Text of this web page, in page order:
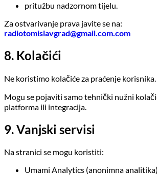
pritužbu nadzornom tijelu.
Za ostvarivanje prava javite se na:
radiotomislavgrad@gmail.com.com
8. Kolačići
Ne koristimo kolačiće za praćenje korisnika.
Mogu se pojaviti samo tehnički nužni
platforma ili integracija.
9. Vanjski servisi
Na stranici se mogu koristiti:
Umami Analytics (anonimna analitika)